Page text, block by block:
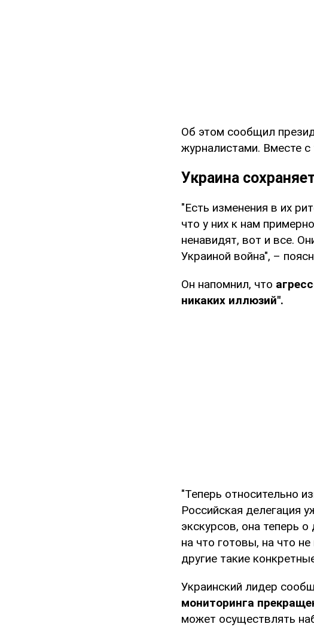
Об этом сообщил
журналистами. Вместе с
Украина
"Есть изменения в их
что у них к нам
ненавидят, вот и все.
Украиной война", –
Он напомнил, что
никаких иллюзий".
"Теперь относительно
Российская делегация
экскурсов, она теперь
на что готовы, на что
другие такие
Украинский лидер
мониторинга
может осуществлять